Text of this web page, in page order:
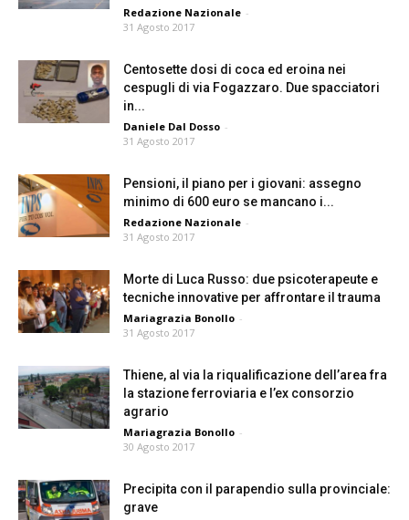
Redazione Nazionale -
31 Agosto 2017
Centosette dosi di coca ed eroina nei
cespugli di via Fogazzaro. Due spacciatori
in...
Daniele Dal Dosso -
31 Agosto 2017
Pensioni, il piano per i giovani: assegno
minimo di 600 euro se mancano i...
Redazione Nazionale -
31 Agosto 2017
Morte di Luca Russo: due psicoterapeute e
tecniche innovative per affrontare il trauma
Mariagrazia Bonollo -
31 Agosto 2017
Thiene, al via la riqualificazione dell’area fra
la stazione ferroviaria e l’ex consorzio
agrario
Mariagrazia Bonollo -
30 Agosto 2017
Precipita con il parapendio sulla provinciale:
grave